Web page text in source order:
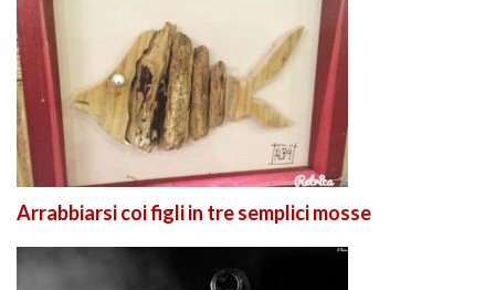
Arrabbiarsi coi figli in tre semplici mosse